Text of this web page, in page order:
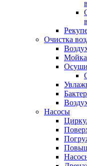
Очистка
Мойка
Насосы